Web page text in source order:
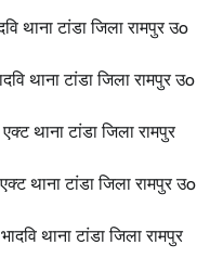
थाना टांडा जिला रामपुर उo
थाना टांडा जिला रामपुर उo
थाना टांडा जिला रामपुर
थाना टांडा जिला रामपुर उo
थाना टांडा जिला रामपुर